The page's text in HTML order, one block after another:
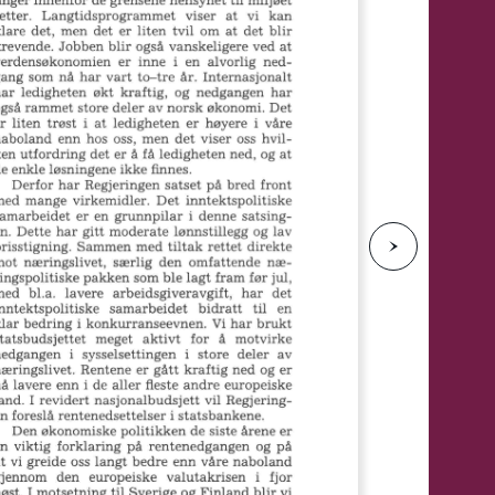
N
e
s
t
e
s
i
d
e